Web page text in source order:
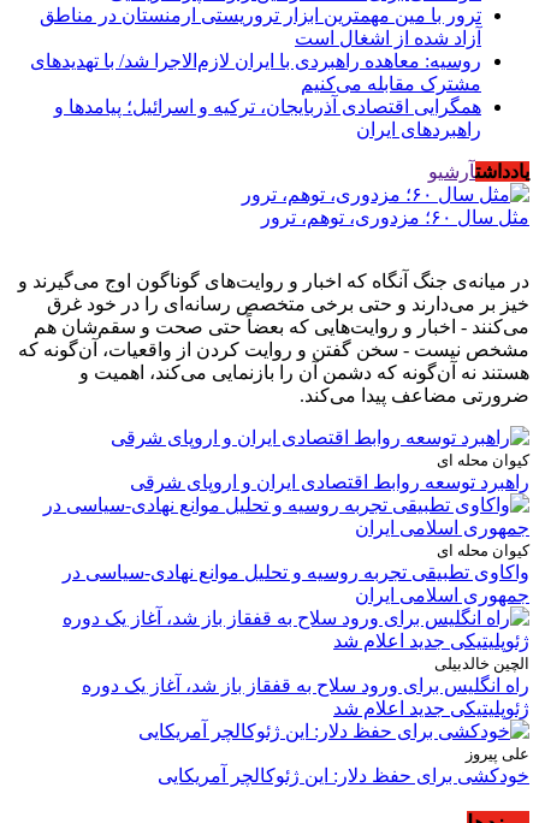
ترور با مین مهمترین ابزار تروریستی ارمنستان در مناطق
آزاد شده از اشغال است
روسیه: معاهده راهبردی با ایران لازم‌الاجرا شد/ با تهدیدهای
مشترک مقابله می‌کنیم
همگرایی اقتصادی آذربایجان، ترکیه و اسرائیل؛ پیامدها و
راهبردهای ایران
یادداشتآرشیو
مثل سال ۶۰؛ مزدوری، توهم، ترور
در میانه‌ی جنگ آنگاه که اخبار و روایت‌های گوناگون اوج می‌گیرند و
خیز بر می‌دارند و حتی برخی متخصص رسانه‌ای را در خود غرق
می‌کنند - اخبار و روایت‌هایی که بعضاً حتی صحت و سقم‌شان هم
مشخص نیست - سخن گفتن و روایت کردن از واقعیات، آن‌گونه که
هستند نه آن‌گونه که دشمن آن را بازنمایی می‌کند، اهمیت و
ضرورتی مضاعف پیدا می‌کند.
کیوان محله ای
راهبرد توسعه روابط اقتصادی ایران و اروپای شرقی
کیوان محله ای
واکاوی تطبیقی تجربه روسیه و تحلیل موانع نهادی-سیاسی در
جمهوری اسلامی ایران
الچین خالدبیلی
راه انگلیس برای ورود سلاح به قفقاز باز شد، آغاز یک دوره
ژئوپلیتیکی جدید اعلام شد
علی پیروز
خودکشی برای حفظ دلار: این ژئوکالچر آمریکایی